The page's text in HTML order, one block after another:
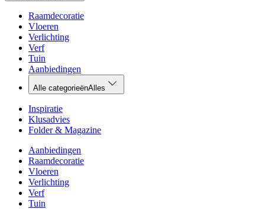
Raamdecoratie
Vloeren
Verlichting
Verf
Tuin
Aanbiedingen
Alle categorieënAlles
Inspiratie
Klusadvies
Folder & Magazine
Aanbiedingen
Raamdecoratie
Vloeren
Verlichting
Verf
Tuin